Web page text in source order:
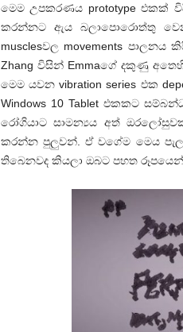
මෙම උපකරණය prototype එකක්
කරන්නට ඇය බලාපොරොත්තු
musclesවල movements
Zhang විසින් Emmaගේ දකුණු අතෙහි
මෙම යවන vibration series එක
Windows 10 Tablet එකකට
රෝගියාට සාමන්‍යය අත්
කරන්න පුලුවන්. ඒ වගේම මෙය
තිබෙනවද කියලා ඔබට පහත